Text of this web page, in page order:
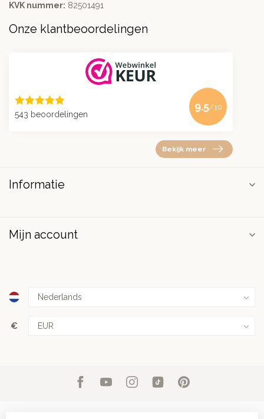
KVK nummer: 82501491
Onze klantbeoordelingen
543 beoordelingen
9.5/10
Bekijk meer
Informatie
Mijn account
€